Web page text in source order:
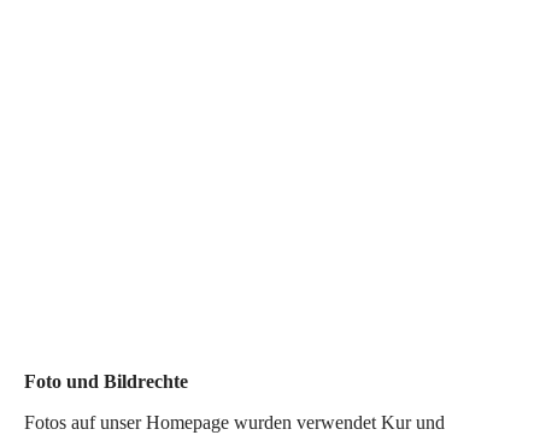
Foto und Bildrechte
Fotos auf unser Homepage wurden verwendet Kur und